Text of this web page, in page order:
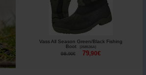
Vass All Season Green/Black Fishing
Boot
[268536A]
98,90€ 79,90€